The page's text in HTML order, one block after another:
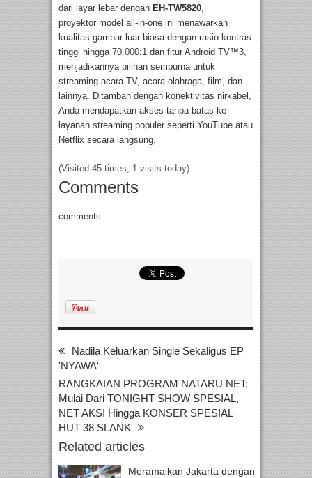
dari layar lebar dengan EH-TW5820,
proyektor model all-in-one ini menawarkan
kualitas gambar luar biasa dengan rasio kontras
tinggi hingga 70.000:1 dan fitur Android TV™3,
menjadikannya pilihan sempurna untuk
streaming acara TV, acara olahraga, film, dan
lainnya. Ditambah dengan konektivitas nirkabel,
Anda mendapatkan akses tanpa batas ke
layanan streaming populer seperti YouTube atau
Netflix secara langsung.
(Visited 45 times, 1 visits today)
Comments
comments
Nadila Keluarkan Single Sekaligus EP
'NYAWA'
RANGKAIAN PROGRAM NATARU NET:
Mulai Dari TONIGHT SHOW SPESIAL,
NET AKSI Hingga KONSER SPESIAL
HUT 38 SLANK
Related articles
Meramaikan Jakarta dengan